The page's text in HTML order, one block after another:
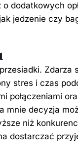
dodatkowych
jedzenie czy
Zdarza
stres i czas
połączeniami
mnie decyzja
niż
dostarczać